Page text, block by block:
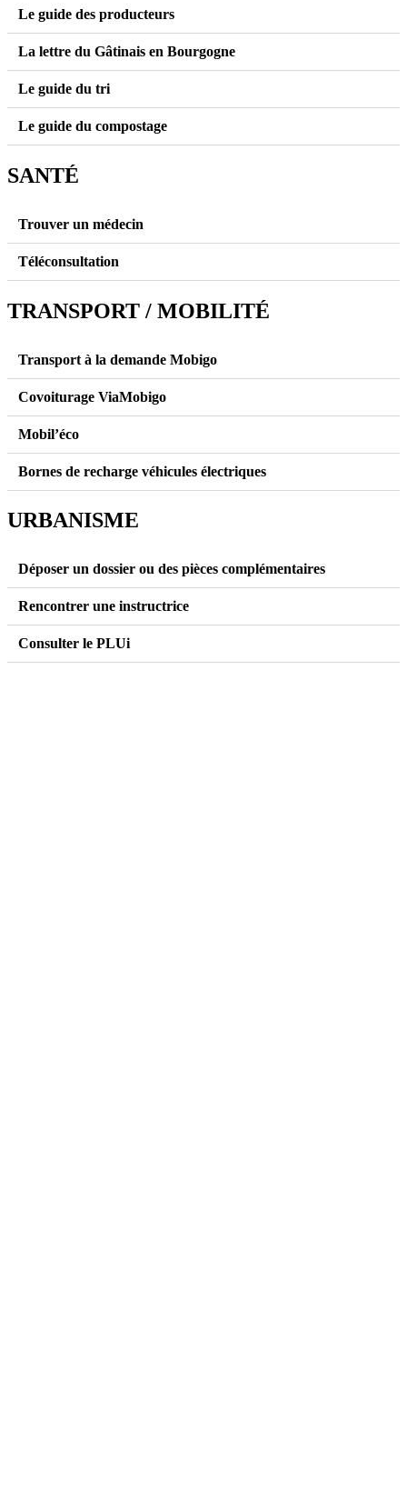
Le guide des producteurs
La lettre du Gâtinais en Bourgogne
Le guide du tri
Le guide du compostage
SANTÉ
Trouver un médecin
Téléconsultation
TRANSPORT / MOBILITÉ
Transport à la demande Mobigo
Covoiturage ViaMobigo
Mobil’éco
Bornes de recharge véhicules électriques
URBANISME
Déposer un dossier ou des pièces complémentaires
Rencontrer une instructrice
Consulter le PLUi